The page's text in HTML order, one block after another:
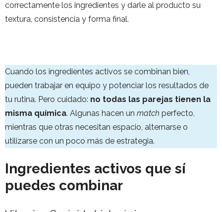
correctamente los ingredientes y darle al producto su
textura, consistencia y forma final.
Cuando los ingredientes activos se combinan bien,
pueden trabajar en equipo y potenciar los resultados de
tu rutina. Pero cuidado: no todas las parejas tienen la
misma química. Algunas hacen un match perfecto,
mientras que otras necesitan espacio, alternarse o
utilizarse con un poco más de estrategia.
Ingredientes activos que sí
puedes combinar